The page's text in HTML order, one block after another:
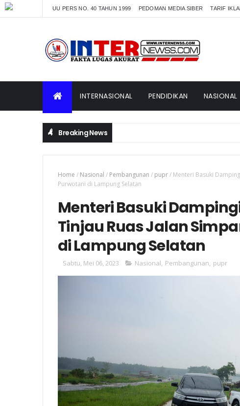
UU PERS NO. 40 TAHUN 1999 PEDOMAN MEDIA SIBER TARIF
INTERNASIONAL PENDIDIKAN NASIONAL
Breaking News
Home / Nasional / Pembangunan / pupr/ Menteri Basuki
Purwotani di Lampung Selatan
Menteri Basuki
Tinjau Ruas Jalan
di Lampung Selatan
Sabtu, Mei 06, 2023 Nasional, Pembangunan, pupr